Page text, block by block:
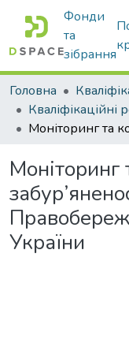
Фонди
та
зібрання
Головна
Моніторинг
України